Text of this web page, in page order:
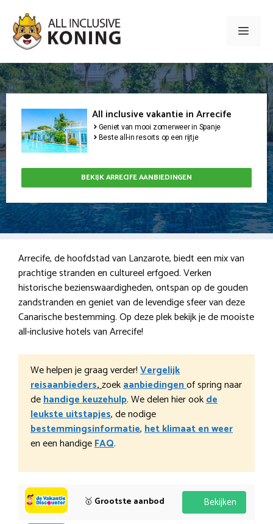
naar
inhoud
Menu
All inclusive vakantie in Arrecife
Geniet van mooi zomerweer in Spanje
Beste all-in resorts op een rijtje
BEKIJK ARRECIFE AANBIEDINGEN
Arrecife, de hoofdstad van Lanzarote, biedt een mix van
prachtige stranden en cultureel erfgoed. Verken
historische bezienswaardigheden, ontspan op de gouden
zandstranden en geniet van de levendige sfeer van deze
Canarische bestemming. Op deze plek bekijk je de mooiste
all-inclusive hotels van Arrecife!
We helpen je graag verder!Vergelijk
reisaanbieders,zoekaanbiedingenof spring naar
dehandige keuzehulp. We delen hier ookde
leukste uitstapjes, de nodige
bestemmingsinformatie,het klimaat en weer
en een handigeFAQ.
🥇 Grootste aanbod Bekijken